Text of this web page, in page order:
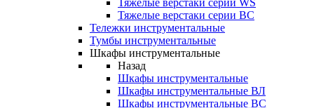
Тяжелые верстаки серии WS
Тяжелые верстаки серии ВС
Тележки инструментальные
Тумбы инструментальные
Шкафы инструментальные
Назад
Шкафы инструментальные
Шкафы инструментальные ВЛ
Шкафы инструментальные ВС